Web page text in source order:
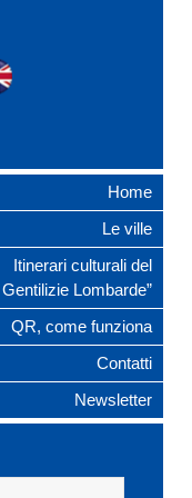
Home
Le ville
Itinerari culturali del
Lombarde”
QR, come funziona
Contatti
Newsletter